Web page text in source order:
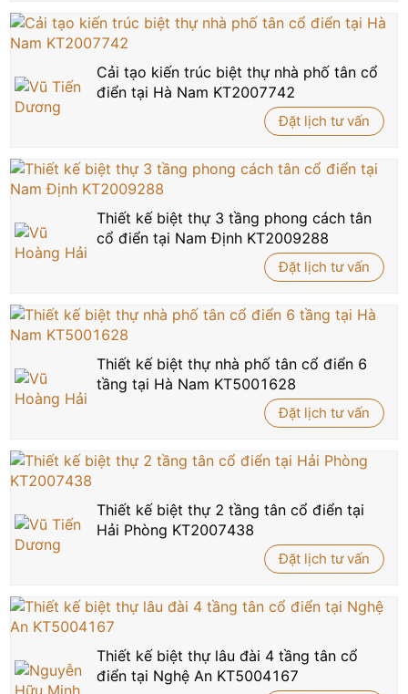
Cải tạo kiến trúc biệt thự nhà phố tân cổ
điển tại Hà Nam KT2007742
Đặt lịch tư vấn
Thiết kế biệt thự 3 tầng phong cách tân
cổ điển tại Nam Định KT2009288
Đặt lịch tư vấn
Thiết kế biệt thự nhà phố tân cổ điển 6
tầng tại Hà Nam KT5001628
Đặt lịch tư vấn
Thiết kế biệt thự 2 tầng tân cổ điển tại
Hải Phòng KT2007438
Đặt lịch tư vấn
Thiết kế biệt thự lâu đài 4 tầng tân cổ
điển tại Nghệ An KT5004167